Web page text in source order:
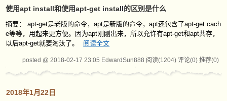
使用apt install和使用apt-get install的区别是什么
摘要： apt-get是老版的命令，apt是新版的命令，apt还包含了apt-get cach
e等等，用起来更方便。因为apt刚刚出来，所以允许有apt-get和apt共存，
以后apt-get就要淘汰了。
阅读全文
posted @ 2018-02-17 23:05 EdwardSun888 阅读(1204) 评论(0) 推荐(0)
2018年1月22日